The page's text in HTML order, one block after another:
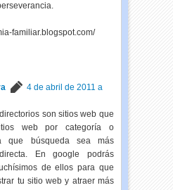
familiar.blogspot.com/
4 de abril de 2011 a
son sitios web que
web por categoría o
que búsqueda sea más
En google podrás
de ellos para que
tu sitio web y atraer más